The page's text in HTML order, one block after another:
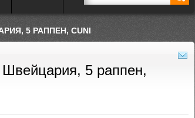
5 РАППЕН, CUNI
5 раппен,